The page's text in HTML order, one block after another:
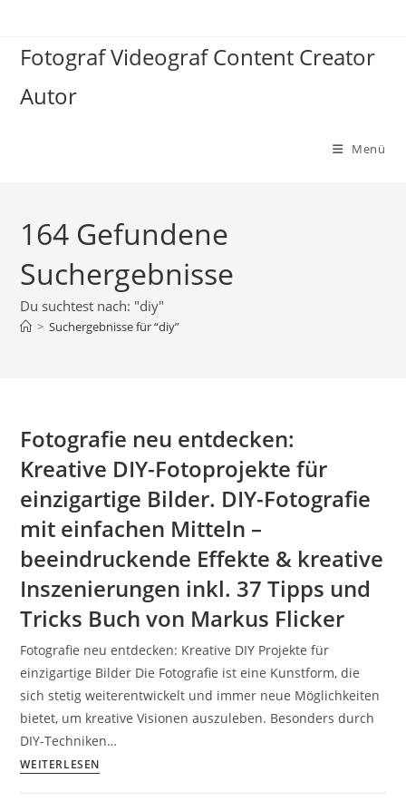
springen
Fotograf Videograf Content Creator
Autor
Menü
164 Gefundene
Suchergebnisse
Du suchtest nach: "diy"
> Suchergebnisse für“diy”
Fotografie neu entdecken:
Kreative DIY-Fotoprojekte für
einzigartige Bilder. DIY-Fotografie
mit einfachen Mitteln –
beeindruckende Effekte & kreative
Inszenierungen inkl. 37 Tipps und
Tricks Buch von Markus Flicker
Fotografie neu entdecken: Kreative DIY Projekte für
einzigartige Bilder Die Fotografie ist eine Kunstform, die
sich stetig weiterentwickelt und immer neue Möglichkeiten
bietet, um kreative Visionen auszuleben. Besonders durch
DIY-Techniken…
WEITERLESEN